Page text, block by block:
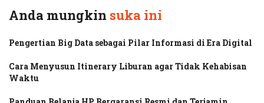
Anda mungkin suka ini
Pengertian Big Data sebagai Pilar Informasi di Era Digital
Cara Menyusun Itinerary Liburan agar Tidak Kehabisan
Waktu